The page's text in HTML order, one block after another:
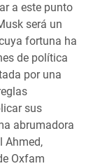
a este punto
será un
fortuna ha
de política
por una
sus
abrumadora
Ahmed,
Oxfam